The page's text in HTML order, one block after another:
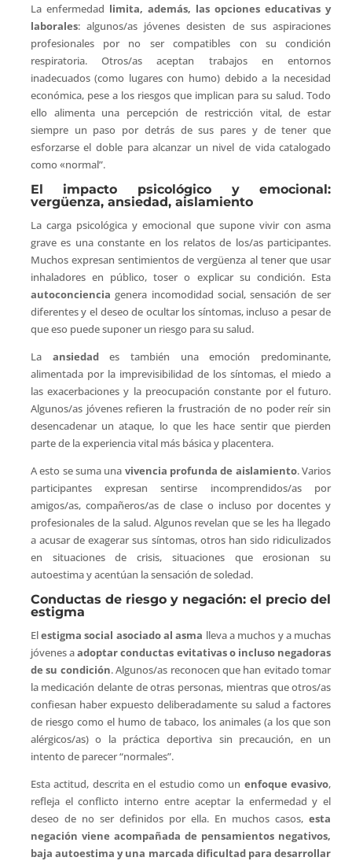
La enfermedad limita, además, las opciones educativas y
laborales: algunos/as jóvenes desisten de sus aspiraciones
profesionales por no ser compatibles con su condición
respiratoria. Otros/as aceptan trabajos en entornos
inadecuados (como lugares con humo) debido a la necesidad
económica, pese a los riesgos que implican para su salud. Todo
ello alimenta una percepción de restricción vital, de estar
siempre un paso por detrás de sus pares y de tener que
esforzarse el doble para alcanzar un nivel de vida catalogado
como «normal”.
El impacto psicológico y emocional:
vergüenza, ansiedad, aislamiento
La carga psicológica y emocional que supone vivir con asma
grave es una constante en los relatos de los/as participantes.
Muchos expresan sentimientos de vergüenza al tener que usar
inhaladores en público, toser o explicar su condición. Esta
autoconciencia genera incomodidad social, sensación de ser
diferentes y el deseo de ocultar los síntomas, incluso a pesar de
que eso puede suponer un riesgo para su salud.
La ansiedades también una emoción predominante,
alimentada por la imprevisibilidad de los síntomas, el miedo a
las exacerbaciones y la preocupación constante por el futuro.
Algunos/as jóvenes refieren la frustración de no poder reír sin
desencadenar un ataque, lo que les hace sentir que pierden
parte de la experiencia vital más básica y placentera.
A esto se suma una vivencia profunda de aislamiento. Varios
participantes expresan sentirse incomprendidos/as por
amigos/as, compañeros/as de clase o incluso por docentes y
profesionales de la salud. Algunos revelan que se les ha llegado
a acusar de exagerar sus síntomas, otros han sido ridiculizados
en situaciones de crisis, situaciones que erosionan su
autoestima y acentúan la sensación de soledad.
Conductas de riesgo y negación: el precio del
estigma
Elestigma social asociado al asma lleva a muchos y a muchas
jóvenes aadoptar conductas evitativas o incluso negadoras
de su condición. Algunos/as reconocen que han evitado tomar
la medicación delante de otras personas, mientras que otros/as
confiesan haber expuesto deliberadamente su salud a factores
de riesgo como el humo de tabaco, los animales (a los que son
alérgicos/as) o la práctica deportiva sin precaución, en un
intento de parecer “normales”.
Esta actitud, descrita en el estudio como un enfoque evasivo,
refleja el conflicto interno entre aceptar la enfermedad y el
deseo de no ser definidos por ella. En muchos casos,esta
negación viene acompañada de pensamientos negativos,
baja autoestima y una marcada dificultad para desarrollar